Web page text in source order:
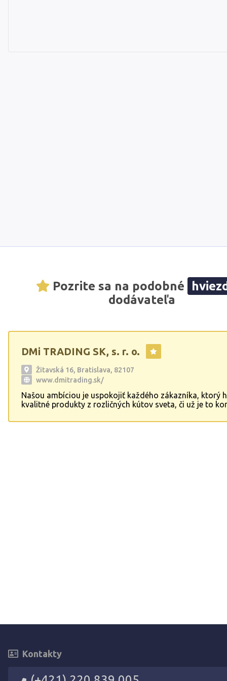
Pozrite sa na podobné
dodávateľa
DMi TRADING SK, s. r. o.
Žitavská 16, Bratislava, 82107
www.dmitrading.sk/
Našou ambíciou je uspokojiť každého zákazníka, ktorý
kvalitné produkty z rozličných kútov sveta, či už je to
široké spektrum tovarov mäsové výrobky, syry, ryby a
Kontakty